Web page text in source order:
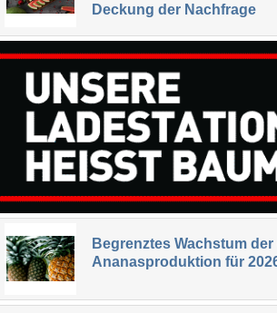
Deckung der Nachfrage
Begrenztes Wachstum der
Ananasproduktion für